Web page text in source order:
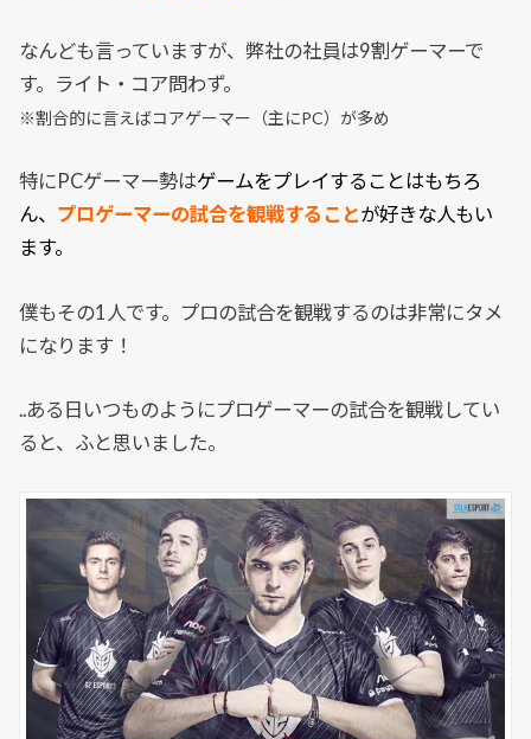
なんども言っていますが、弊社の社員は9割ゲーマーで
す。ライト・コア問わず。
※割合的に言えばコアゲーマー（主にPC）が多め
特にPCゲーマー勢はゲームをプレイすることはもちろ
ん、 プロゲーマーの試合を観戦することが好きな人もい
ます。
僕もその1人です。プロの試合を観戦するのは非常にタメ
になります！
..ある日いつものようにプロゲーマーの試合を観戦してい
ると、ふと思いました。